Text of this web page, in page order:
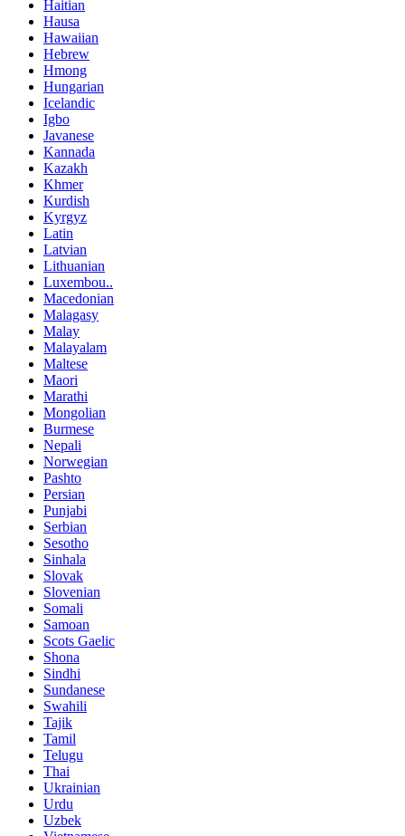
Haitian
Hausa
Hawaiian
Hebrew
Hmong
Hungarian
Icelandic
Igbo
Javanese
Kannada
Kazakh
Khmer
Kurdish
Kyrgyz
Latin
Latvian
Lithuanian
Luxembou..
Macedonian
Malagasy
Malay
Malayalam
Maltese
Maori
Marathi
Mongolian
Burmese
Nepali
Norwegian
Pashto
Persian
Punjabi
Serbian
Sesotho
Sinhala
Slovak
Slovenian
Somali
Samoan
Scots Gaelic
Shona
Sindhi
Sundanese
Swahili
Tajik
Tamil
Telugu
Thai
Ukrainian
Urdu
Uzbek